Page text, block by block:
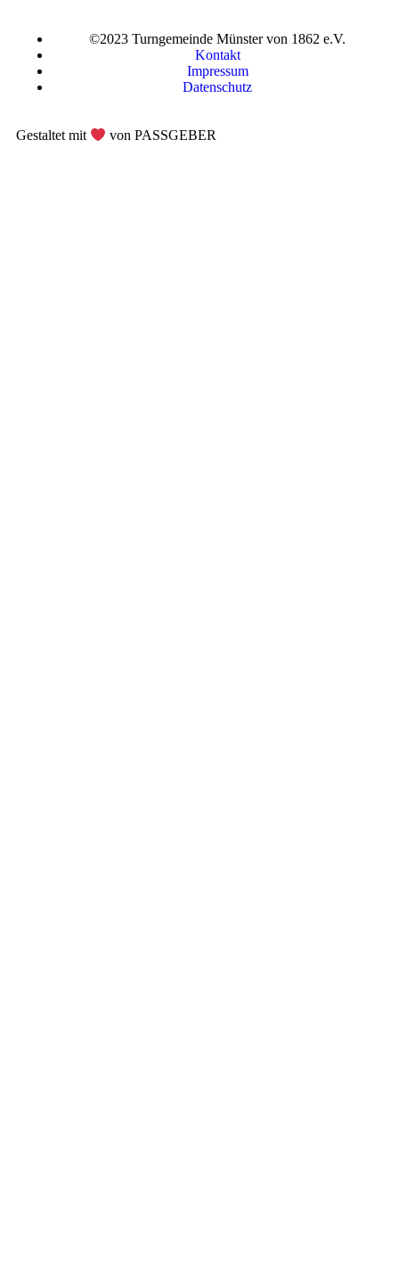
©2023 Turngemeinde Münster von 1862 e.V.
Kontakt
Impressum
Datenschutz
Gestaltet mit von PASSGEBER